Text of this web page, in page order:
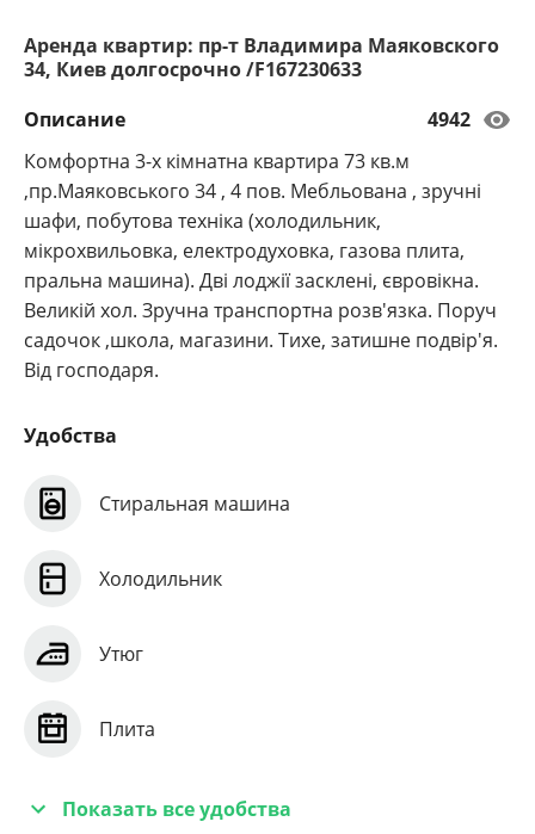
Аренда квартир: пр-т Владимира Маяковского
34, Киев долгосрочно /F167230633
Описание
4942
Комфортна 3-х кімнатна квартира 73 кв.м
,пр.Маяковського 34 , 4 пов. Мебльована , зручні
шафи, побутова техніка (холодильник,
мікрохвильовка, електродуховка, газова плита,
пральна машина). Дві лоджії засклені, євровікна.
Великій хол. Зручна транспортна розв'язка. Поруч
садочок ,школа, магазини. Тихе, затишне подвір'я.
Від господаря.
Удобства
Стиральная машина
Холодильник
Утюг
Плита
Показать все удобства